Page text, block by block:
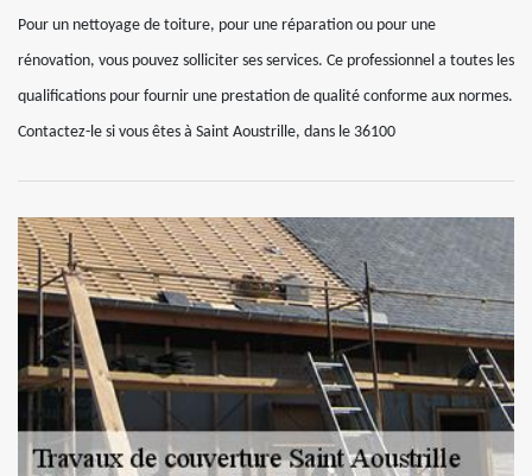
Pour un nettoyage de toiture, pour une réparation ou pour une
rénovation, vous pouvez solliciter ses services. Ce professionnel a toutes les
qualifications pour fournir une prestation de qualité conforme aux normes.
Contactez-le si vous êtes à Saint Aoustrille, dans le 36100